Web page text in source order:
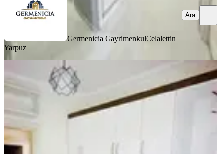
Germenicia GayrimenkulCelalettin
Yarpuz
Ara
Yıldırım Emlakta Fırsat 2+1 Satılık
Daire Orman Bölge Kavşağında
Onikişubat, Ertuğrul Gazi Mahallesi
2+1·